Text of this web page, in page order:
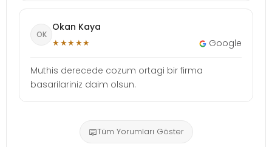
OK
Okan Kaya
★★★★★ Google
Muthis derecede cozum ortagi bir firma
basarilariniz daim olsun.
Tüm Yorumları Göster